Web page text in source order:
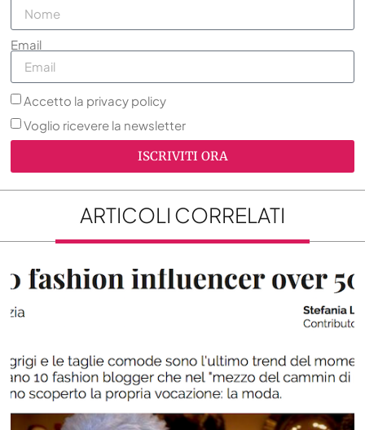
Email
Accetto la privacy policy
Voglio ricevere la newsletter
ISCRIVITI ORA
ARTICOLI CORRELATI